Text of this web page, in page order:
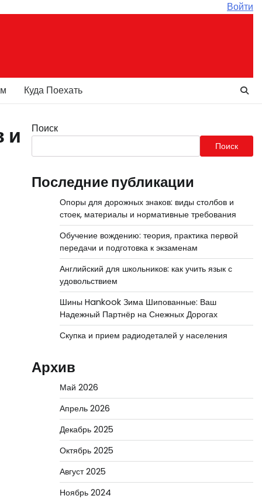
Войти
Куда Поехать
и
Поиск
Поиск
Последние публикации
Опоры для дорожных знаков: виды столбов и
стоек, материалы и нормативные требования
Обучение вождению: теория, практика первой
передачи и подготовка к экзаменам
Английский для школьников: как учить язык с
удовольствием
Шины Hankook Зима Шипованные: Ваш
Надежный Партнёр на Снежных Дорогах
Скупка и прием радиодеталей у населения
Архив
Май 2026
Апрель 2026
Декабрь 2025
Октябрь 2025
Август 2025
Ноябрь 2024